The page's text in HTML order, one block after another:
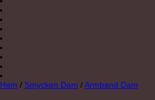
Hem / Smycken Dam /Armband Dam